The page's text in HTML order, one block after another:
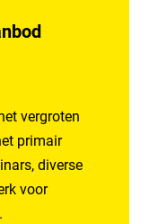
vergroten
primair
diverse
voor